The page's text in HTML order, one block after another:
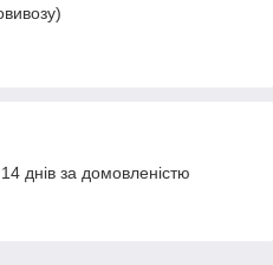
днів за домовленістю